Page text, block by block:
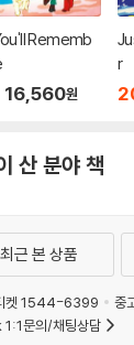
Rememb
16,560원
r
산 분야 책
최근 본 상품
켓 1544-6399
중
문의/채팅상담